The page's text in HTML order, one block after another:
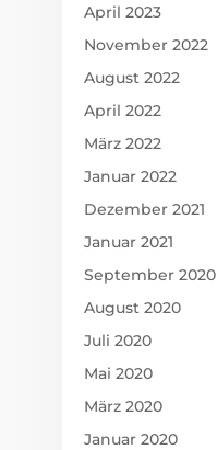
April 2023
November 2022
August 2022
April 2022
März 2022
Januar 2022
Dezember 2021
Januar 2021
September 2020
August 2020
Juli 2020
Mai 2020
März 2020
Januar 2020